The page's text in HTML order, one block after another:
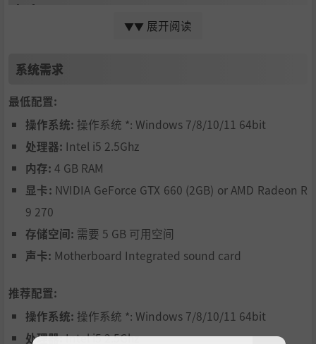
探索：
仍然屹立不倒，准备揭开它们的秘密！
环境 ：
国的 Calanques 地区。 一个由巨大的白色悬崖、深深的裂
缝和巨大的山谷组成的群岛，拥有非常现代的地中海植被。
而另一个非常黑暗，一个黑色的世界，一切都死了。 幽灵永
▼▼ 展开阅读
系统需求
最低配置:
操作系统: 操作系统 *: Windows 7/8/10/11 64bit
处理器: Intel i5 2.5Ghz
内存: 4 GB RAM
显卡: NVIDIA GeForce GTX 660 (2GB) or AMD Radeon R
9 270
存储空间: 需要 5 GB 可用空间
声卡: Motherboard Integrated sound card
推荐配置:
操作系统: 操作系统 *: Windows 7/8/10/11 64bit
处理器:Intel i5 2.5Ghz